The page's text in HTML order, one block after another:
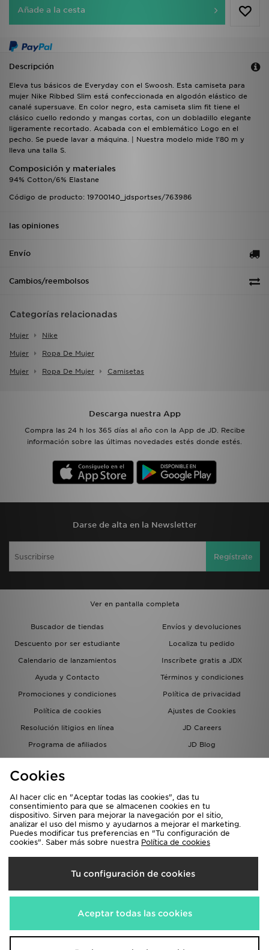
Añade a la cesta
Descripción
Eleva tus básicos de Everyday con el Swoosh. Esta camiseta para
mujer Nike Ribbed Slim está confeccionada en algodón elástico de
canalé supersuave. En color negro, esta camiseta slim fit tiene el
clásico cuello redondo y mangas cortas, con un dobladillo elegante
ligeramente recortado. Acabada con el emblemático Logo en el
pecho. Se puede lavar a máquina. | Nuestra modelo mide 1'80 m y
lleva una talla S.
Composición y materiales
94% Cotton/6% Elastane
Código de producto: 19700140_jdsportses/763986
las opiniones
Envío
Cambios/reembolsos
Categorías relacionadas
Mujer Nike
Mujer Ropa De Mujer
Mujer Ropa De Mujer Camisetas
Descarga nuestra App
Compra las 24 h los 365 días al año con la App de JD. Recibe
información sobre las últimas novedades estés donde estés.
Darse de alta en la Newsletter
Regístrate
Ver en pantalla completa
Buscador de tiendas
Envíos y devoluciones
Descuento por ser estudiante
Localiza tu pedido
Calendario de lanzamientos
Inscríbete gratis a JDX
Ayuda y Contacto
Términos y condiciones
Promociones y condiciones
Política de privacidad
Política de cookies
Ajustes de Cookies
Resolución litigios en línea
JD Careers
Programa de afiliados
JD Blog
del grupo JD - Whistleblowing
Selecciona País
España
Aceptamos las siguientes formas de pago
Cookies
Al hacer clic en "Aceptar todas las cookies", das tu
consentimiento para que se almacenen cookies en tu
dispositivo. Sirven para mejorar la navegación por el sitio,
analizar el uso del mismo y ayudarnos a mejorar el marketing.
Puedes modificar tus preferencias en "Tu configuración de
cookies". Saber más sobre nuestra Política de cookies
Tu configuración de cookies
Aceptar todas las cookies